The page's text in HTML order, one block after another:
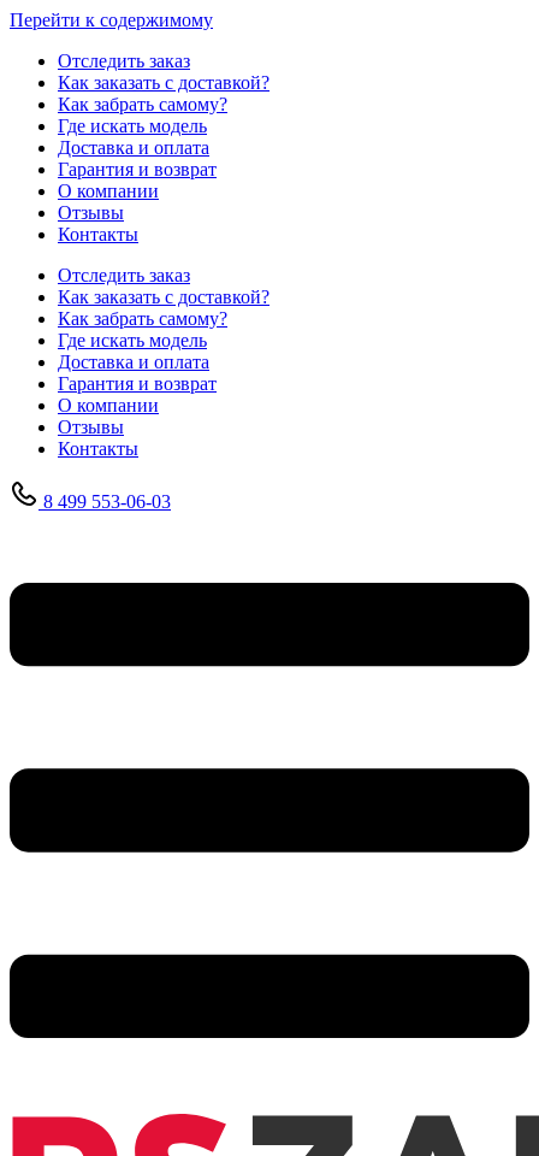
Перейти к содержимому
Отследить заказ
Как заказать с доставкой?
Как забрать самому?
Где искать модель
Доставка и оплата
Гарантия и возврат
О компании
Отзывы
Контакты
Отследить заказ
Как заказать с доставкой?
Как забрать самому?
Где искать модель
Доставка и оплата
Гарантия и возврат
О компании
Отзывы
Контакты
8 499 553-06-03